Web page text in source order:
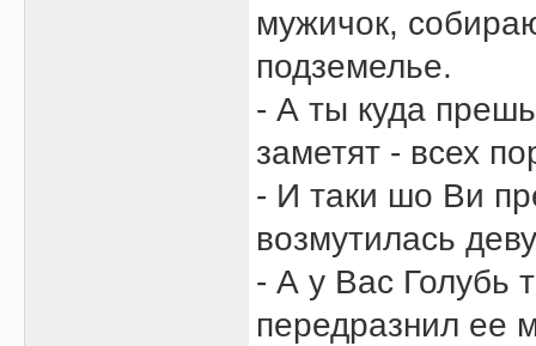
мужичок,
подземелье.
- А ты куда
заметят - всех
- И таки шо Ви
возмутилась
- А у Вас Голубь
передразнил ее